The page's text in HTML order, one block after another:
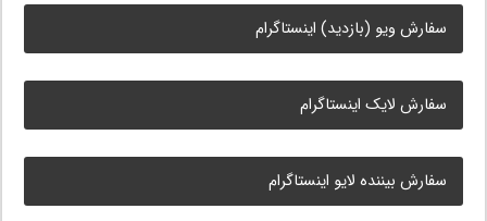
سفارش ویو (بازدید) اینستاگرام
سفارش لایک اینستاگرام
سفارش بیننده لایو اینستاگرام